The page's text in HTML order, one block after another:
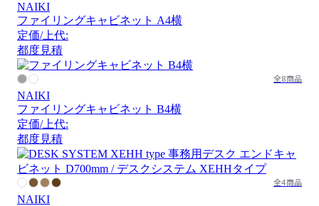
NAIKI
ファイリングキャビネット A4横
定価/上代:
都度見積
全8商品
NAIKI
ファイリングキャビネット B4横
定価/上代:
都度見積
全4商品
NAIKI